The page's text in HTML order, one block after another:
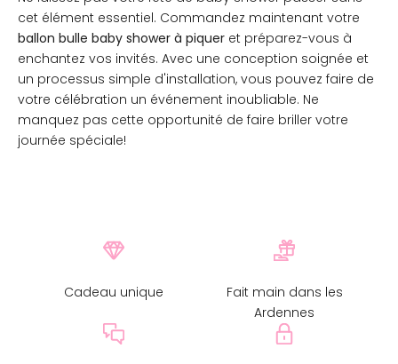
cet élément essentiel. Commandez maintenant votre
ballon bulle baby shower à piquer et préparez-vous à
enchantez vos invités. Avec une conception soignée et
un processus simple d'installation, vous pouvez faire de
votre célébration un événement inoubliable. Ne
manquez pas cette opportunité de faire briller votre
journée spéciale!
Cadeau unique
Fait main dans les
Ardennes